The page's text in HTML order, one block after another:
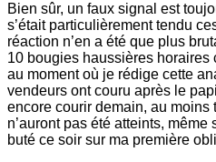
Bien sûr, un faux signal est
s’était particulièrement tendu
réaction n’en a été que plus
10 bougies haussières
au moment où je rédige cette
vendeurs ont couru après le
encore courir demain, au moins
n’auront pas été atteints,
buté ce soir sur ma première